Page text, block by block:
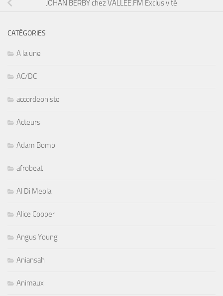
JOHAN BERBY chez VALLEE.FM Exclusivité
CATÉGORIES
A la une
AC/DC
accordeoniste
Acteurs
Adam Bomb
afrobeat
Al Di Meola
Alice Cooper
Angus Young
Aniansah
Animaux